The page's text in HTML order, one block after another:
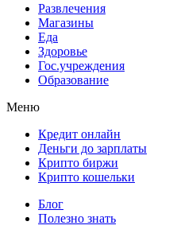
Развлечения
Магазины
Еда
Здоровье
Гос.учреждения
Образование
Меню
Кредит онлайн
Деньги до зарплаты
Крипто биржи
Крипто кошельки
Блог
Полезно знать